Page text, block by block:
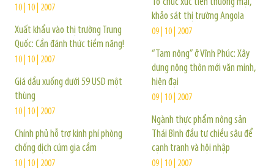
10 | 10 | 2007
Xuất khẩu vào thị trường Trung
Quốc: Cần đánh thức tiềm năng!
10 | 10 | 2007
Giá dầu xuống dưới 59 USD một
thùng
10 | 10 | 2007
Chính phủ hỗ trợ kinh phí phòng
chống dịch cúm gia cầm
10 | 10 | 2007
khảo sát thị trường Angola
09 | 10 | 2007
“Tam nông” ở Vĩnh Phúc: Xây
dựng nông thôn mới văn minh,
hiện đại
09 | 10 | 2007
Ngành thực phẩm nông sản
Thái Bình đầu tư chiều sâu để
cạnh tranh và hội nhập
09 | 10 | 2007